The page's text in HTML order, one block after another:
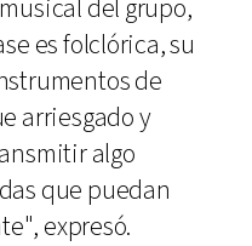
del grupo,
es folclórica, su
de
arriesgado y
algo
que puedan
expresó.